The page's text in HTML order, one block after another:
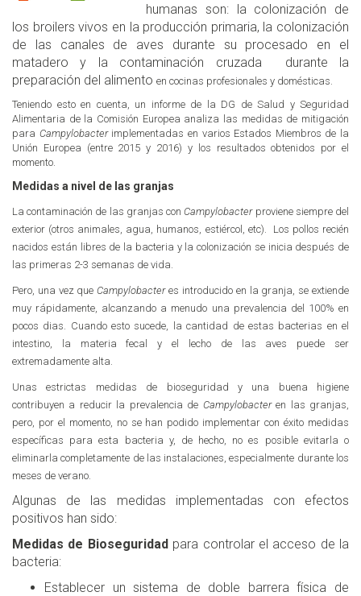
humanas son: la colonización de
los broilers vivos en la producción primaria, la colonización
de las canales de aves durante su procesado en el
matadero y la contaminación cruzada durante la
preparación del alimento en cocinas profesionales y domésticas.
Teniendo esto en cuenta, un informe de la DG de Salud y Seguridad
Alimentaria de la Comisión Europea analiza
las medidas de mitigación
para Campylobacterimplementadas en varios Estados Miembros de la
Unión Europea (entre 2015 y 2016) y los resultados obtenidos por el
momento.
Medidas a nivel de las granjas
La contaminación de las granjas conCampylobacterproviene siempre del
exterior (otros animales, agua, humanos, estiércol, etc). Los pollos recién
nacidos están libres de la bacteria y la colonización se inicia después de
las primeras 2-3 semanas de vida.
Pero, una vez queCampylobacteres introducido en la granja, se extiende
muy rápidamente, alcanzando a menudo una prevalencia del 100% en
pocos dias. Cuando esto sucede, la cantidad de estas bacterias en el
intestino, la materia fecal y el lecho de las aves puede ser
extremadamente alta.
Unas estrictas medidas de bioseguridad y una buena higiene
contribuyen a reducir la prevalencia de Campylobacteren las granjas,
pero, por el momento, no se han podido implementar con éxito medidas
específicas para esta bacteria y, de hecho, no es posible evitarla o
eliminarla completamente de las instalaciones, especialmente durante los
meses de verano.
Algunas de las medidas implementadas con efectos
positivos han sido:
Medidas de Bioseguridad para controlar el acceso de la
bacteria:
Establecer un sistema de doble barrera física de